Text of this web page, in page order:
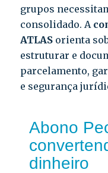
grupos
consolidado. A
ATLASorienta
estruturar e
parcelamento,
e segurança
Abono
dinheiro